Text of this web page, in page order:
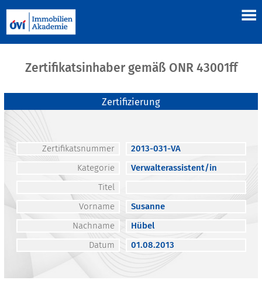
Zertifikatsinhaber gemäß ONR 43001ff
Zertifizierung
Zertifikatsnummer
2013-031-VA
Kategorie
Verwalterassistent/in
Titel
Vorname
Susanne
Nachname
Hübel
Datum
01.08.2013